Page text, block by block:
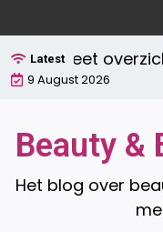
naar
de
inhoud
Latest
compleet
9 August 2026
Beauty &
Het blog over